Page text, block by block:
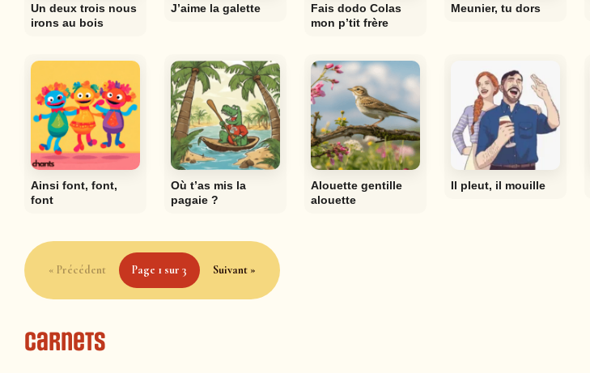
Un deux trois nous
irons au bois
J’aime la galette
Fais dodo Colas
mon p’tit frère
Meunier, tu dors
Ainsi font, font,
font
Où t’as mis la
pagaie ?
Alouette gentille
alouette
Il pleut, il mouille
« Précédent Page 1 sur 3 Suivant »
Carnets